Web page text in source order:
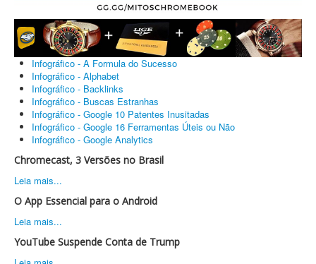
Infográfico - A Formula do Sucesso
Infográfico - Alphabet
Infográfico - Backlinks
Infográfico - Buscas Estranhas
Infográfico - Google 10 Patentes Inusitadas
Infográfico - Google 16 Ferramentas Úteis ou Não
Infográfico - Google Analytics
Chromecast, 3 Versões no Brasil
Leia mais...
O App Essencial para o Android
Leia mais...
YouTube Suspende Conta de Trump